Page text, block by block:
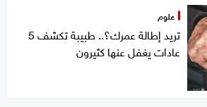
علوم
تريد إطالة عمرك؟.. طبيبة تكشف 5
عادات يغفل عنها كثيرون